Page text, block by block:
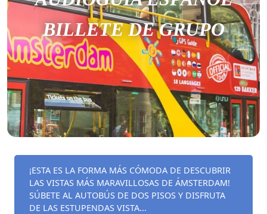
BILLETE DE GRUPO
¡ESTA ES LA FORMA MÁS CÓMODA DE DESCUBRIR
LAS VISTAS MÁS MARAVILLOSAS DE ÁMSTERDAM!
SÚBETE AL AUTOBÚS DE DOS PISOS Y DISFRUTA
DE LAS ESTUPENDAS VISTA...